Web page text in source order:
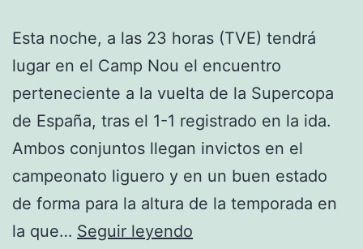
Esta noche, a las 23 horas (TVE) tendrá
lugar en el Camp Nou el encuentro
perteneciente a la vuelta de la Supercopa
de España, tras el 1-1 registrado en la ida.
Ambos conjuntos llegan invictos en el
campeonato liguero y en un buen estado
de forma para la altura de la temporada en
la que… Seguir leyendo